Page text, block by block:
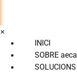
×
INICI
SOBRE aeca
SOLUCIONS